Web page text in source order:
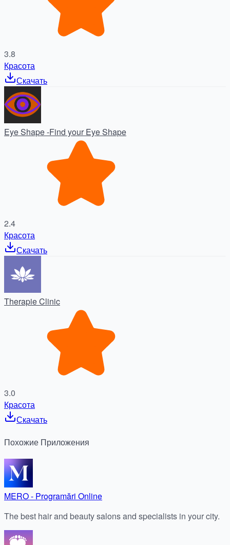
3.8
Красота
Скачать
Eye Shape -Find your Eye Shape
2.4
Красота
Скачать
Therapie Clinic
3.0
Красота
Скачать
Похожие Приложения
MERO - Programări Online
The best hair and beauty salons and specialists in your city.